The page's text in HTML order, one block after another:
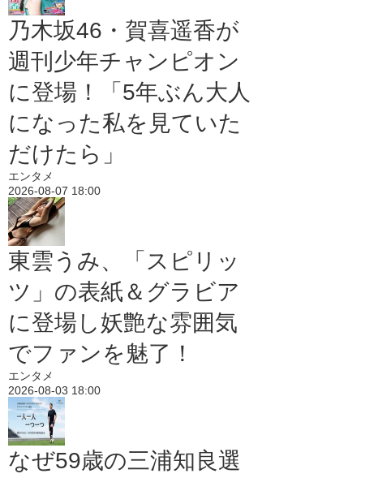
乃木坂46・賀喜遥香が
週刊少年チャンピオン
に登場！「5年ぶん大人
になった私を見ていた
だけたら」
エンタメ
2026-08-07 18:00
東雲うみ、「スピリッ
ツ」の表紙＆グラビア
に登場し妖艶な雰囲気
でファンを魅了！
エンタメ
2026-08-03 18:00
なぜ59歳の三浦知良選